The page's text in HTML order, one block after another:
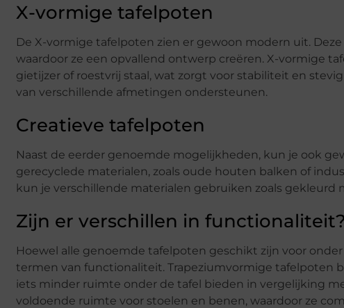
X-vormige tafelpoten
De X-vormige tafelpoten zien er gewoon modern uit.
waardoor ze een opvallend ontwerp creëren. X-vormige
gietijzer of roestvrij staal, wat zorgt voor stabiliteit en
van verschillende afmetingen ondersteunen.
Creatieve tafelpoten
Naast de eerder genoemde mogelijkheden, kun je ook
gerecyclede materialen, zoals oude houten balken of
kun je verschillende materialen gebruiken zoals gekleurd
Zijn er verschillen in functionaliteit?
Hoewel alle genoemde tafelpoten geschikt zijn voor
termen van functionaliteit. Trapeziumvormige tafelpoten
iets minder ruimte onder de tafel bieden in vergelijking
voldoende ruimte voor stoelen en benen, waardoor ze